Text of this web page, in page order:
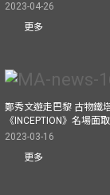
2023-04-26
更多
鄭秀文遊走巴黎 古物鐵
《INCEPTION》名場面
2023-03-16
更多